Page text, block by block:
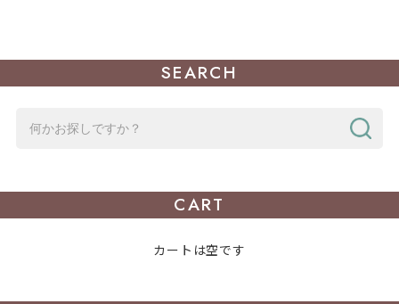
SEARCH
CART
カートは空です